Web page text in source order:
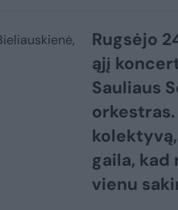
Rugsėjo
ąjį
Sauliaus
gaila,
vienu